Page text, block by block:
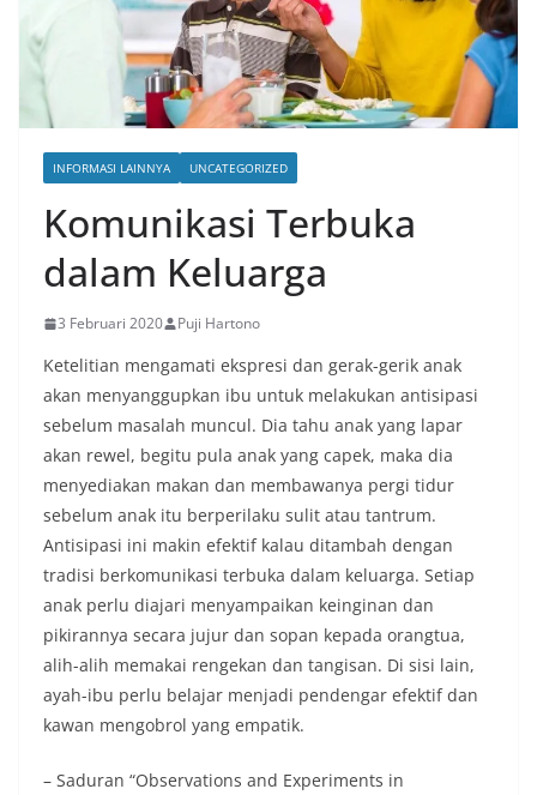
INFORMASI LAINNYA UNCATEGORIZED
Komunikasi Terbuka
dalam Keluarga
3 Februari 2020 Puji Hartono
Ketelitian mengamati ekspresi dan gerak-gerik anak
akan menyanggupkan ibu untuk melakukan antisipasi
sebelum masalah muncul. Dia tahu anak yang lapar
akan rewel, begitu pula anak yang capek, maka dia
menyediakan makan dan membawanya pergi tidur
sebelum anak itu berperilaku sulit atau tantrum.
Antisipasi ini makin efektif kalau ditambah dengan
tradisi berkomunikasi terbuka dalam keluarga. Setiap
anak perlu diajari menyampaikan keinginan dan
pikirannya secara jujur dan sopan kepada orangtua,
alih-alih memakai rengekan dan tangisan. Di sisi lain,
ayah-ibu perlu belajar menjadi pendengar efektif dan
kawan mengobrol yang empatik.
– Saduran “Observations and Experiments in